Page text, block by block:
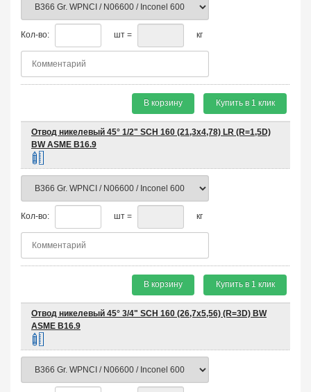
Кол-во: шт = кг
В корзину Купить в 1 клик
Отвод никелевый 45° 1/2" SCH 160 (21,3х4,78) LR (R=1,5D)
BW ASME B16.9
Кол-во: шт = кг
В корзину Купить в 1 клик
Отвод никелевый 45° 3/4" SCH 160 (26,7х5,56) (R=3D) BW
ASME B16.9